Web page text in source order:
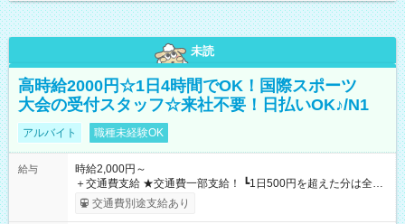
未読
高時給2000円☆1日4時間でOK！国際スポーツ
大会の受付スタッフ☆来社不要！日払いOK♪/N1
アルバイト 職種未経験OK
給与
時給2,000円～
＋交通費支給 ★交通費一部支給！ ┗1日500円を超えた分は全額
支給！ ※往復500円以内の方は自己負担となります ★日払い
OK！（規定あり） ┗働いたその日に現金GET♪ お仕事後はコン
交通費別途支給あり